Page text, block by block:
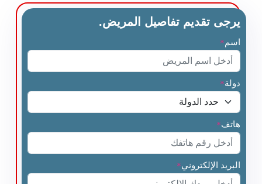
يرجى تقديم تفاصيل المريض.
اسم *
دولة*
هاتف*
البريد الإلكتروني*